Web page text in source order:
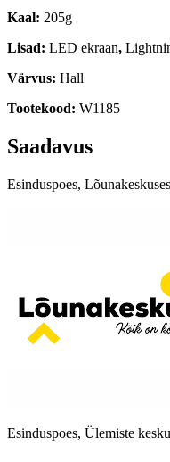
Kaal: 205g
Lisad: LED ekraan,
Värvus: Hall
Tootekood: W1185
Saadavus
Esinduspoes,
Esinduspoes, Ülemiste